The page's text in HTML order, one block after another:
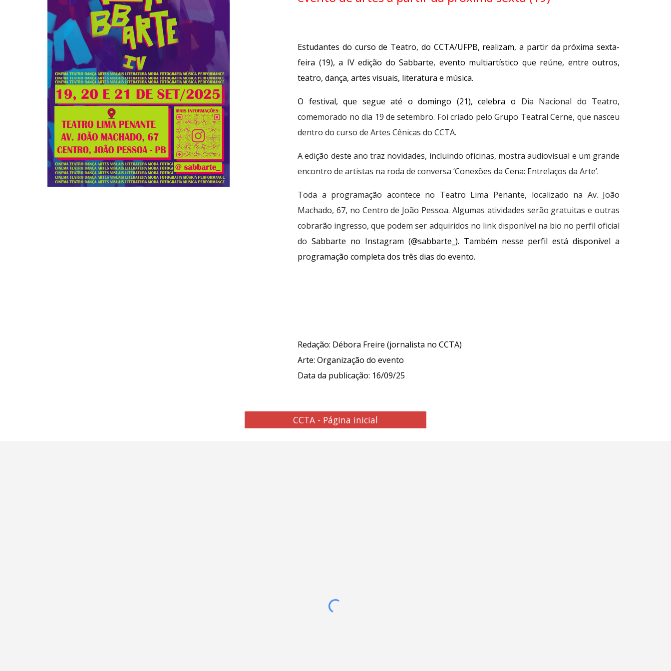
Estudantes do curso de Teatro, do CCTA/UFPB, realizam, a partir da próxima sexta-
feira (19), a IV edição do Sabbarte, evento multiartístico que reúne, entre outros,
teatro, dança, artes visuais, literatura e música.
O festival, que segue até o domingo (21), celebra o Dia Nacional do Teatro,
comemorado no dia 19 de setembro. Foi criado pelo Grupo Teatral Cerne, que nasceu
dentro do curso de Artes Cênicas do CCTA.
A edição deste ano traz novidades, incluindo oficinas, mostra audiovisual e um grande
encontro de artistas na roda de conversa ‘Conexões da Cena: Entrelaços da Arte’.
Toda a programação acontece no Teatro Lima Penante, localizado na Av. João
Machado, 67, no Centro de João Pessoa. Algumas atividades serão gratuitas e outras
cobrarão ingresso, que podem ser adquiridos no link disponível na bio no perfil oficial
doSabbarte no Instagram (@sabbarte_). Também nesse perfil está disponível a
programação completa dos três dias do evento.
Redação: Débora Freire (jornalista no CCTA)
Arte:Organização do evento
Data da publicação: 16/09/25
CCTA - Página inicial